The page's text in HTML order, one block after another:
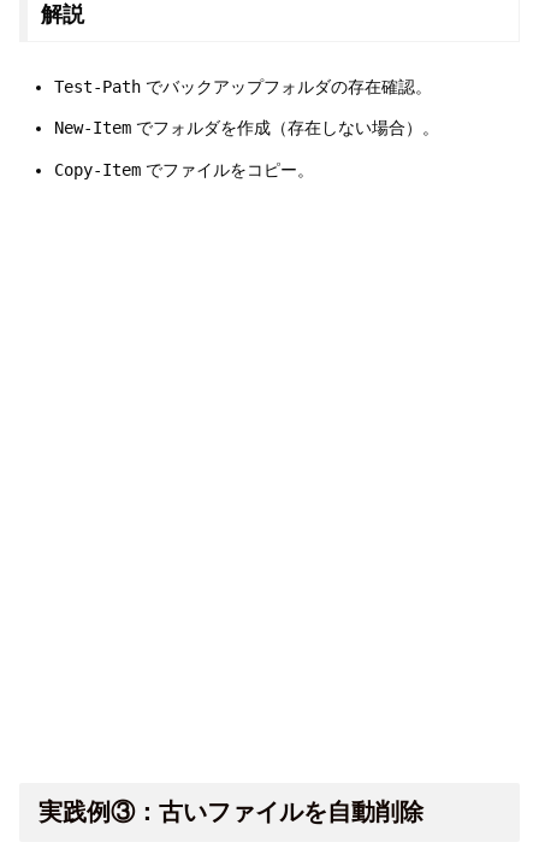
解説
Test-Pathでバックアップフォルダの存在確認。
New-Itemでフォルダを作成（存在しない場合）。
Copy-Itemでファイルをコピー。
実践例③：古いファイルを自動削除